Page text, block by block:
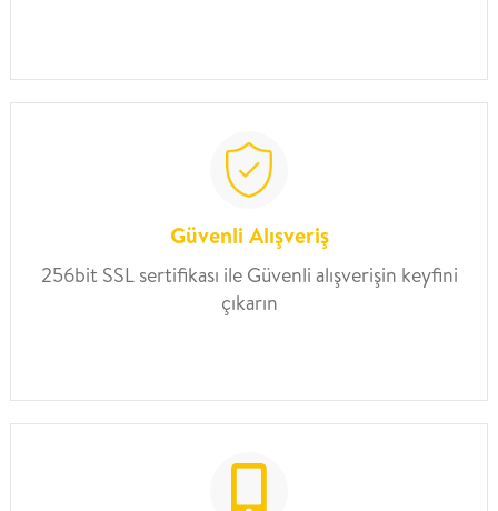
Güvenli Alışveriş
256bit SSL sertifikası ile Güvenli alışverişin keyfini
çıkarın